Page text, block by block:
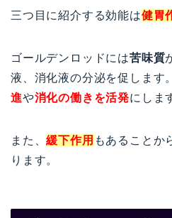
三つ目に紹介する効能は健胃
ゴールデンロッドには苦味質
液、消化液の分泌を促します
進や消化の働きを活発にしま
また、緩下作用 もあることか
ります。